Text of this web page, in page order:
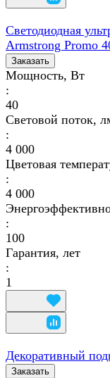
Светодиодная
Armstrong Promo
Заказать
Мощность, Вт
:
40
Световой поток,
:
4 000
Цветовая
:
4 000
:
100
Гарантия, лет
:
1
Декоративный
Заказать